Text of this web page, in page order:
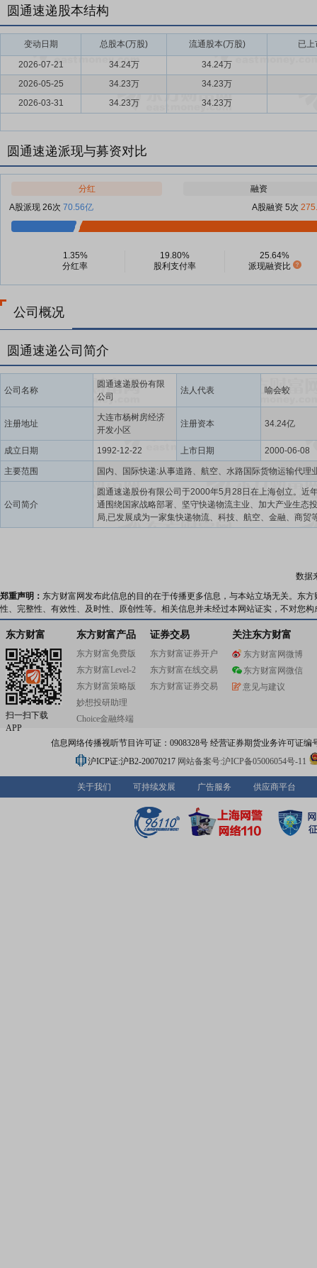
圆通速递股本结构
变动日期 总股本(万股) 流通股本(万股) 已
2026-07-21 34.24万
34.24万
2026-05-25
34.23万
34.23万
2026-03-31
34.23万 34.23万
圆通速递派现与募资对比
分红
融资
A股派现 26次 70.56亿 A股融资 5次
1.35%
分红率
19.80%
股利支付率
25.64%
派现融资比
公司概况
圆通速递公司简介
公司名称
圆通速递股份有限
公司
法人代表 喻会蛟
注册地址
大连市杨树房经济
开发小区
注册资本 34.24亿
成立日期 1992-12-22 上市日期 2000-06-08
主要范围
公司简介
圆通速递股份有限公司于2000年5月28日在上海创立。近
通围绕国家战略部署、坚守快递物流主业、加大产业生态
局,已发展成为一家集快递物流、科技、航空、金融、商贸
体的综合性国际供应链集成商。圆通始终坚持“客户要求,圆
圆通、德善圆通,构建圆通供应链网络生态命运共同体。圆
“圆通速递”(600233)与“圆通国际快递”(06123.HK)两家上
司,。圆通在18个国家和地区设立50多个分公司及办事处,
盖6大洲、150多个国家和地区,拥有19条国际航线,国际仓
超过45万平方米,在近90个海内外口岸拥有关务能力。圆通
心133个,服务网络已经实现全国31个省(区、市)县级以上
全覆盖。圆通国际化布局随着全球贸易走出去、随着华人
出去、随着跨境电商走出去,以信息流、包裹流、资金流、
四流合一为目标,构建仓、干、线、配、关、技一体化的一
链路服务能力,通过“全球一张网”“天上一片云”“商贸一条链
平台”,打造圆通综合性国际供应链生态体系。
数据
郑重声明： 东方财富网发布此信息的目的在于传播更多信息，与本站立场无关。东
性、完整性、有效性、及时性、原创性等。相关信息并未经过本网站证实，不对您
东方财富
扫一扫下载
APP
东方财富产品
东方财富免费版
东方财富Level-2
东方财富策略版
妙想投研助理
Choice金融终端
证券交易
东方财富证券开户
东方财富在线交易
东方财富证券交易
关注东方财富
东方财富网微博
东方财富网微信
意见与建议
信息网络传播视听节目许可证：0908328号 经营证券期货业务许可证编
沪ICP证:沪B2-20070217 网站备案号:沪ICP备05006054号-11
关于我们 可持续发展 广告服务 供应商平台